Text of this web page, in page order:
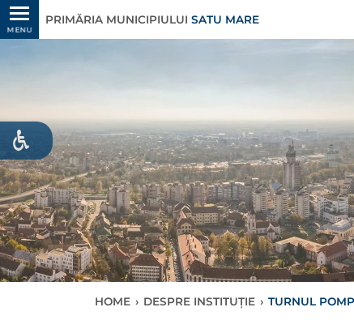
MENU
PRIMĂRIA MUNICIPIULUI SATU MARE
HOME › DESPRE INSTITUȚIE › TURNUL